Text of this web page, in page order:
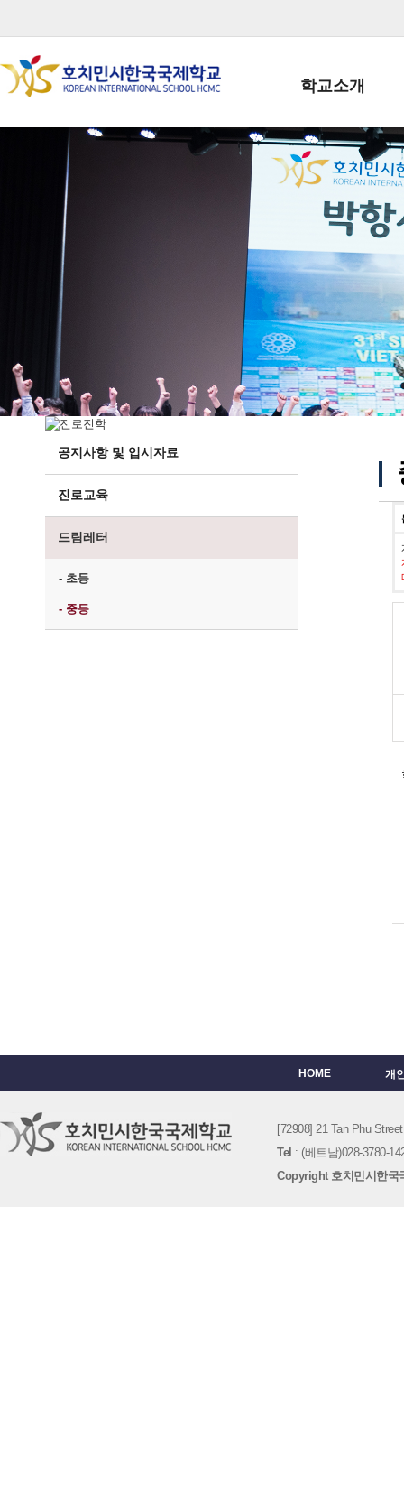
학교소개
학교장인사말
학생회장인사말
학교상징
학교 CI
교직원현황
학생현황
위치/전화
전경사진
공지사항 및 입시자료
진로교육
드림레터
- 초등
- 중등
HOME 개
[72908] 21 Tan Phu
Tel : (베트남)028-3780-
Copyright 호치민시한국